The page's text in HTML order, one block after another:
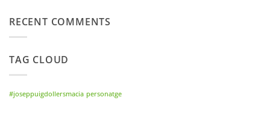
RECENT COMMENTS
TAG CLOUD
#joseppuigdollersmacia personatge